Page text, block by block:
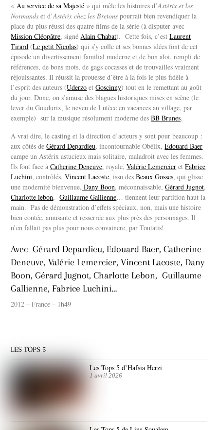
« Au service de sa Majesté » qui mêle les histoires d’Astérix et les
Normands et d’Astérix chez les Bretons pourrait bien revendiquer la
place du plus réussi des quatre films de la série (à disputer avec
Mission Cléopâtre, signé Alain Chabat). Cette fois, c’estLaurent
Tirard (Le petit Nicolas) qui s’y colle et ses bonnes idées font de cet
épisode un divertissement familial moderne et de bon aloi, rempli de
références, de bons mots, de gags cocasses et de trouvailles vraiment
réjouissantes. Ilréussit la prouesse d’être à la fois le plus fidèle à
l’esprit des auteurs (Uderzo etGoscinny) tout en le remettant au goût
du jour. Donc, on s’amuse des blagues historiques mises en scène (le
lever du Goudurix, le neveu de Lutèce en vacances au village, par
exemple) sur la musique résolument moderne desBB Brunes.
A vrai dire, le casting et la direction d’acteurs y sont pour beaucoup :
aux côtés deGérard Depardieu, incontournable Obélix,Edouard Baer
campe un Astérix astucieux mais solitaire, maladroit avec les femmes.
Ils font face àCatherine Deneuve, royale,Valérie Lemercier etFabrice
Luchini, contrôlés, Vincent Lacoste, issu desBeaux Gosses, qui glisse
une modernité bienvenue, Dany Boon, méconnaissable,Gérard Jugnot,
Charlotte lebon,Guillaume Gallienne… tiennent leur partition haut la
main. Pas de démonstration d’effets spéciaux, non, mais une histoire
bien contée, amusante et resserrée aux plus près des personnages. Il
n’en fallait pas plus pour nous convaincre,par Toutatis!
Avec Gérard Depardieu, Edouard Baer, Catherine
Deneuve, Valérie Lemercier, Vincent Lacoste, Dany
Boon, Gérard Jugnot, Charlotte Lebon, Guillaume
Gallienne, Fabrice Luchini…
2012 – France – 1h49
LES TOPS 5
Les Tops 5 d’Hafsia Herzi
1 avril 2026